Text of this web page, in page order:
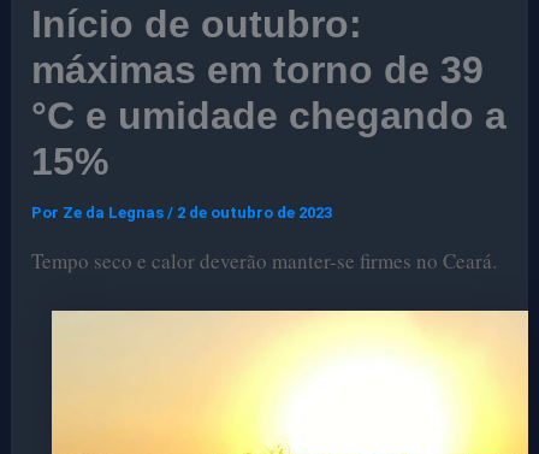
Início de outubro:
máximas em torno de 39
°C e umidade chegando a
15%
Por Ze da Legnas/ 2 de outubro de 2023
Tempo seco e calor deverão manter-se firmes no Ceará.